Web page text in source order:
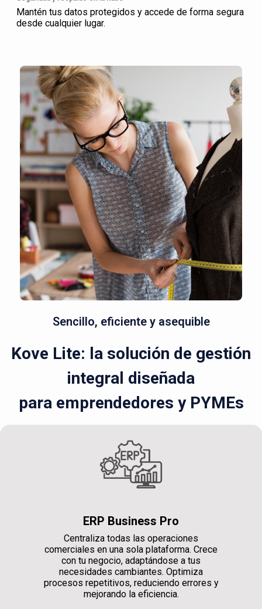
Mantén tus datos protegidos y accede de forma segura
desde cualquier lugar.
Sencillo, eficiente y asequible
Kove Lite: la solución de gestión
integral diseñada
para emprendedores y PYMEs
ERP Business Pro
Centraliza todas las operaciones
comerciales en una sola plataforma. Crece
con tu negocio, adaptándose a tus
necesidades cambiantes. Optimiza
procesos repetitivos, reduciendo errores y
mejorando la eficiencia.